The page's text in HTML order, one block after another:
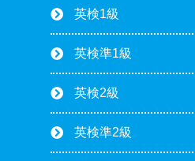
英検1級
英検準1級
英検2級
英検準2級